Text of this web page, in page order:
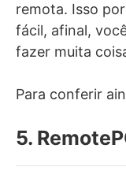
remota. Isso
fácil, afinal,
fazer muita
Para conferir
5.